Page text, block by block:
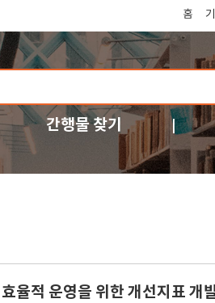
홈
간행물 찾기
율적 운영을 위한 개선지표 개